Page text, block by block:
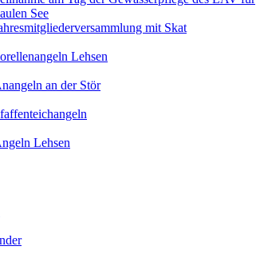
See
mit Skat
Lehsen
an der Stör
Lehsen